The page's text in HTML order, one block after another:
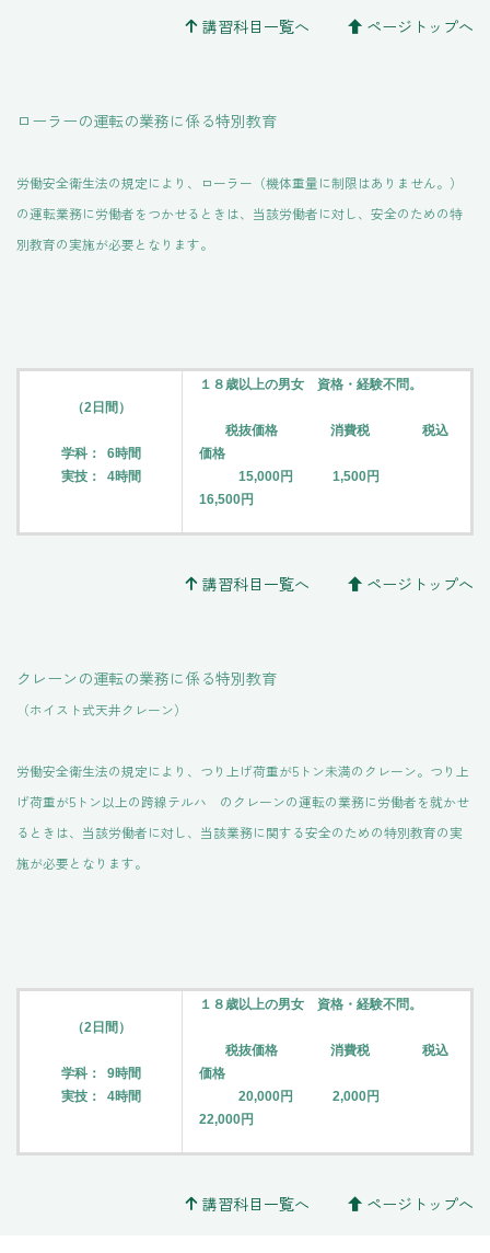
講習科目一覧へ ページトップへ
ローラーの運転の業務に係る特別教育
労働安全衛生法の規定により、ローラー（機体重量に制限はありません。）
の運転業務に労働者をつかせるときは、当該労働者に対し、安全のための特
別教育の実施が必要となります。
（2日間）
学科： 6時間
実技： 4時間
１８歳以上の男女 資格・経験不問。
税抜価格 消費税 税込
価格
15,000円 1,500円
16,500円
講習科目一覧へ ページトップへ
クレーンの運転の業務に係る特別教育
（ホイスト式天井クレーン）
労働安全衛生法の規定により、つり上げ荷重が5トン未満のクレーン。つり上
げ荷重が5トン以上の跨線テルハ のクレーンの運転の業務に労働者を就かせ
るときは、当該労働者に対し、当該業務に関する安全のための特別教育の実
施が必要となります。
（2日間）
学科： 9時間
実技： 4時間
１８歳以上の男女 資格・経験不問。
税抜価格 消費税 税込
価格
20,000円 2,000円
22,000円
講習科目一覧へ ページトップへ